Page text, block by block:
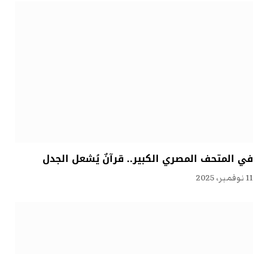
في المتحف المصري الكبير.. قرآنٌ يُشعل الجدل
11 نوفمبر، 2025